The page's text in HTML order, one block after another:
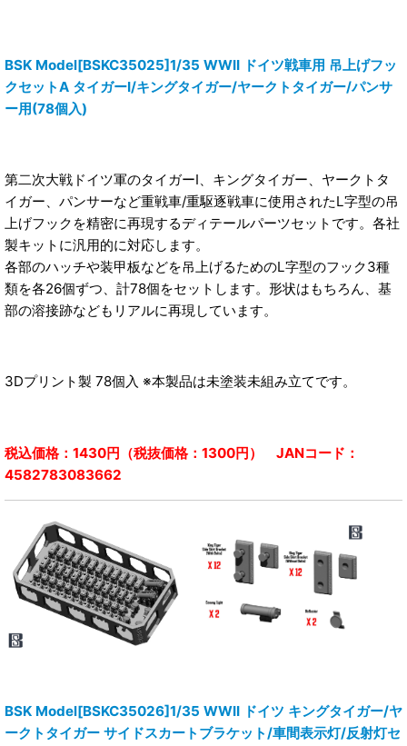
BSK Model[BSKC35025]1/35 WWII ドイツ戦車用 吊上げフッ
クセットA タイガーI/キングタイガー/ヤークトタイガー/パンサ
ー用(78個入)
第二次大戦ドイツ軍のタイガーI、キングタイガー、ヤークトタ
イガー、パンサーなど重戦車/重駆逐戦車に使用されたL字型の吊
上げフックを精密に再現するディテールパーツセットです。各社
製キットに汎用的に対応します。
各部のハッチや装甲板などを吊上げるためのL字型のフック3種
類を各26個ずつ、計78個をセットします。形状はもちろん、基
部の溶接跡などもリアルに再現しています。
3Dプリント製 78個入 ※本製品は未塗装未組み立てです。
税込価格：1430円（税抜価格：1300円） JANコード：
4582783083662
BSK Model[BSKC35026]1/35 WWII ドイツ キングタイガー/ヤ
ークトタイガー サイドスカートブラケット/車間表示灯/反射灯セ